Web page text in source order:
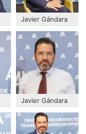
Javier Gándara
Javier Gándara